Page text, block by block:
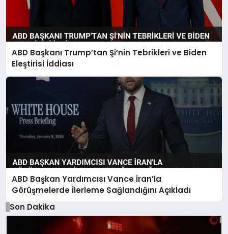
ABD Başkanı Trump’tan Şi’nin Tebrikleri ve Biden
Eleştirisi İddiası
ABD Başkan Yardımcısı Vance İran’la
Görüşmelerde İlerleme Sağlandığını Açıkladı
Son Dakika